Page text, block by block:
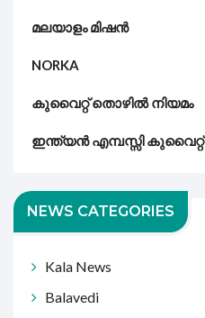
മലയാളം മിഷൻ
NORKA
കുവൈറ്റ് തൊഴിൽ നിയമം
ഇന്ത്യൻ എമ്പസ്സി കുവൈറ്റ്
NEWS CATEGORIES
Kala News
Balavedi